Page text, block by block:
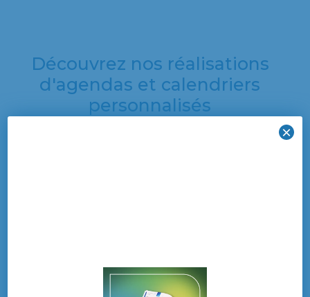
Découvrez nos réalisations
d'agendas et calendriers
personnalisés
×